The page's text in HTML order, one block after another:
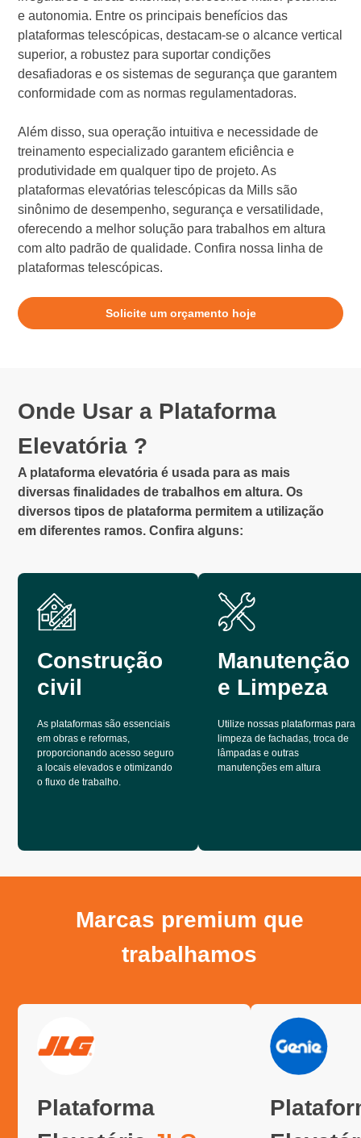
e autonomia. Entre os principais benefícios das
plataformas telescópicas, destacam-se o alcance vertical
superior, a robustez para suportar condições
desafiadoras e os sistemas de segurança que garantem
conformidade com as normas regulamentadoras.
Além disso, sua operação intuitiva e necessidade de
treinamento especializado garantem eficiência e
produtividade em qualquer tipo de projeto. As
plataformas elevatórias telescópicas da Mills são
sinônimo de desempenho, segurança e versatilidade,
oferecendo a melhor solução para trabalhos em altura
com alto padrão de qualidade. Confira nossa linha de
plataformas telescópicas.
Solicite um orçamento hoje
Onde Usar a Plataforma
Elevatória ?
A plataforma elevatória é usada para as mais
diversas finalidades de trabalhos em altura. Os
diversos tipos de plataforma permitem a utilização
em diferentes ramos. Confira alguns:
Construção
civil
As plataformas são essenciais
em obras e reformas,
proporcionando acesso seguro
a locais elevados e otimizando
o fluxo de trabalho.
Manutenção
e Limpeza
Utilize nossas plataformas para
limpeza de fachadas, troca de
lâmpadas e outras
manutenções em altura
Marcas premium que
trabalhamos
Plataforma